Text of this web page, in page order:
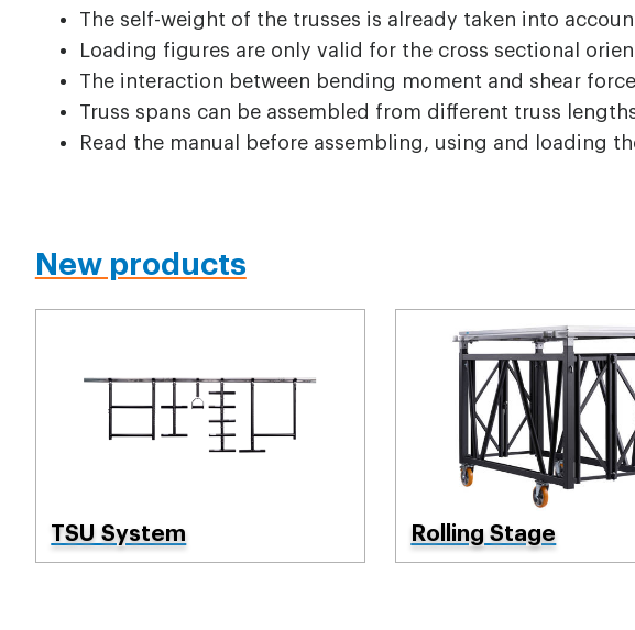
The self-weight of the trusses is already taken into
Loading figures are only valid for the cross sectional
The interaction between bending moment and shear
Truss spans can be assembled from different truss
Read the manual before assembling, using and loading
New products
TSU System Rolling Stage